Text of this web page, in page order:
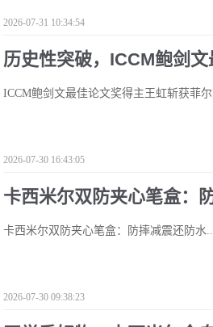
2026-07-31 10:34:54
历史性突破，ICCM鲍剑
ICCM鲍剑文最佳论文奖得主王虹斩获菲
2026-07-30 16:43:05
卡西米尔双防夹心笔盒：
卡西米尔双防夹心笔盒：防摔减震还防水
2026-07-30 09:38:23